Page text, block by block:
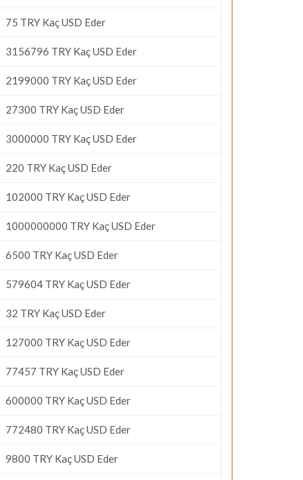
75 TRY Kaç USD Eder
3156796 TRY Kaç USD Eder
2199000 TRY Kaç USD Eder
27300 TRY Kaç USD Eder
3000000 TRY Kaç USD Eder
220 TRY Kaç USD Eder
102000 TRY Kaç USD Eder
1000000000 TRY Kaç USD Eder
6500 TRY Kaç USD Eder
579604 TRY Kaç USD Eder
32 TRY Kaç USD Eder
127000 TRY Kaç USD Eder
77457 TRY Kaç USD Eder
600000 TRY Kaç USD Eder
772480 TRY Kaç USD Eder
9800 TRY Kaç USD Eder